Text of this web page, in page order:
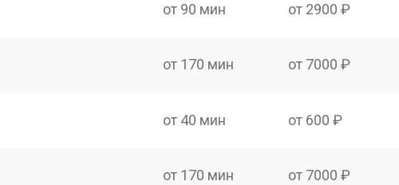
от 90 мин от 2900 ₽
от 170 мин от 7000 ₽
от 40 мин от 600 ₽
от 170 мин от 7000 ₽